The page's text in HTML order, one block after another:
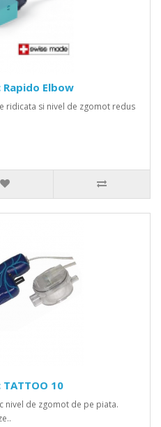
Elbow
ridicata si nivel de zgomot redus
10
nivel de zgomot de pe piata.